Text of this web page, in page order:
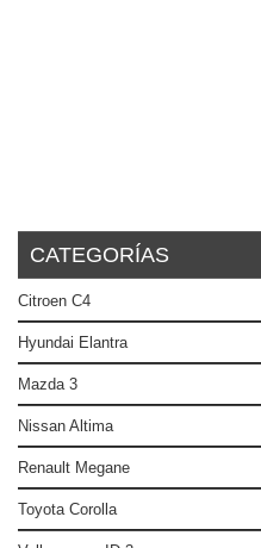
CATEGORÍAS
Citroen C4
Hyundai Elantra
Mazda 3
Nissan Altima
Renault Megane
Toyota Corolla